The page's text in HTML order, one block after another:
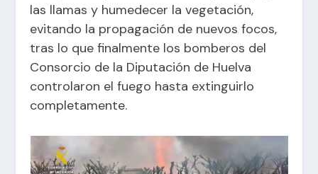
las llamas y humedecer la vegetación,
evitando la propagación de nuevos focos,
tras lo que finalmente los bomberos del
Consorcio de la Diputación de Huelva
controlaron el fuego hasta extinguirlo
completamente.